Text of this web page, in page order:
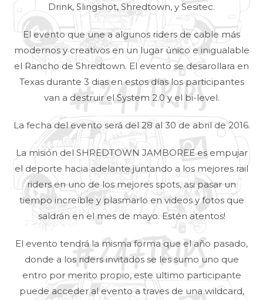
Drink, Slingshot, Shredtown, y Sesitec.
El evento que une a algunos riders de cable más
modernos y creativos en un lugar único e inigualable
el Rancho de Shredtown. El evento se desarollara en
Texas durante 3 dias en estos días los participantes
van a destruir el System 2.0 y el bi-level.
La fecha del evento será del 28 al 30 de abril de 2016.
La misión del SHREDTOWN JAMBOREE es empujar
el deporte hacia adelante juntando a los mejores rail
riders en uno de los mejores spots, asi pasar un
tiempo increíble y plasmarlo en videos y fotos que
saldrán en el mes de mayo. Estén atentos!
El evento tendrá la misma forma que el año pasado,
donde a los riders invitados se les sumo uno que
entro por merito propio, este ultimo participante
puede acceder al evento a traves de una wildcard,